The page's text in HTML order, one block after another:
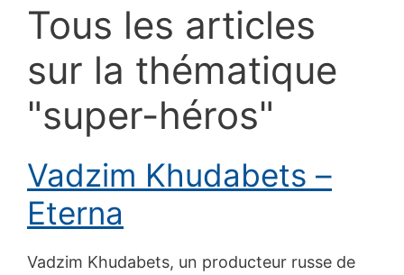
Tous les articles
sur la thématique
"super-héros"
Vadzim Khudabets –
Eterna
Vadzim Khudabets, un producteur russe de